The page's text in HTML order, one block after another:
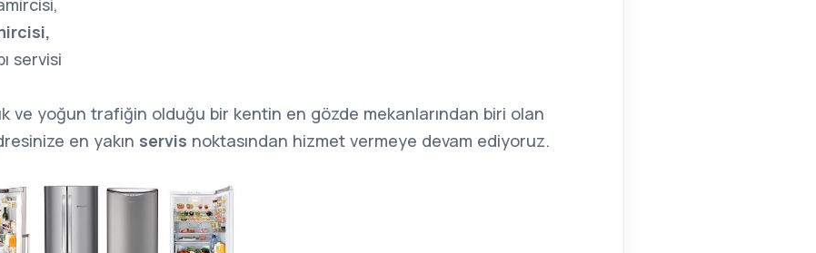
servisi
ve yoğun trafiğin olduğu bir kentin en gözde mekanlarından biri olan
en yakın servis noktasından hizmet vermeye devam ediyoruz.